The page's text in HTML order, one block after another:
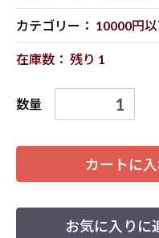
カテゴリー： 10000円
在庫数： 残り 1
数量
カートに
お気に入りに